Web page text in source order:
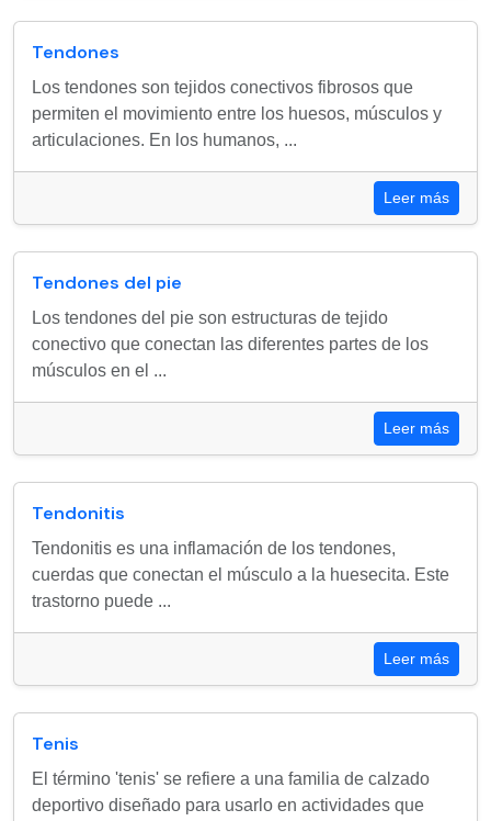
Tendones
Los tendones son tejidos conectivos fibrosos que
permiten el movimiento entre los huesos, músculos y
articulaciones. En los humanos, ...
Leer más
Tendones del pie
Los tendones del pie son estructuras de tejido
conectivo que conectan las diferentes partes de los
músculos en el ...
Leer más
Tendonitis
Tendonitis es una inflamación de los tendones,
cuerdas que conectan el músculo a la huesecita. Este
trastorno puede ...
Leer más
Tenis
El término 'tenis' se refiere a una familia de calzado
deportivo diseñado para usarlo en actividades que